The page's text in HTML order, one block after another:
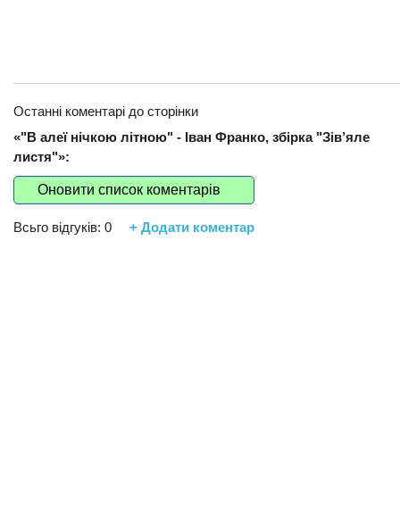
Останні коментарі до сторінки
«"В алеї нічкою літною" - Іван Франко, збірка "Зів’яле
листя"»:
Оновити список коментарів
Всьго відгуків: 0 + Додати коментар